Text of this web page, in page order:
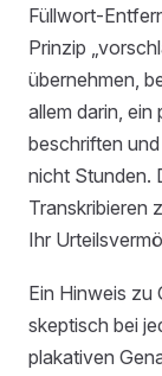
Füllwort-
Prinzip
übernehmen,
allem darin,
beschriften
nicht Stunden.
Transkribieren
Ihr
Ein Hinweis zu
skeptisch bei
plakativen